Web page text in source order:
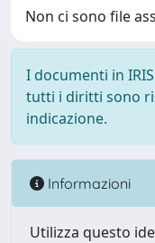
Non ci sono file
I documenti in
tutti i diritti sono
indicazione.
Informazioni
Utilizza questo